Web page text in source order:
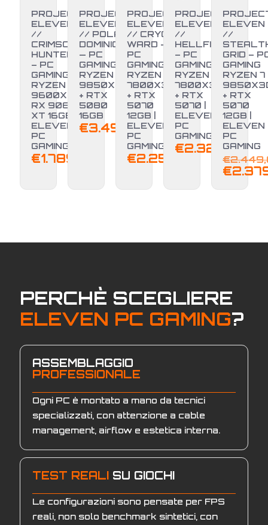
PROJECT
ELEVEN
//
CRIMSON
HUNTER
– PC
GAMING
RYZEN 5
9600X +
RX 9060
XT 16GB |
ELEVEN
PC
GAMING
€1.789,00
PROJECT
ELEVEN
// POLAR
DOMINION
— PC
GAMING
RYZEN 7
9850X3D
+ RTX
5080
16GB
€3.499,00
PROJECT
ELEVEN
// CRYO
WARD –
PC
GAMING
RYZEN 7
7800X3D
+ RTX
5070
12GB |
ELEVEN
PC
GAMING
€2.250,00
PROJECT
ELEVEN
//
HELLFIRE
– PC
GAMING
RYZEN 7
7800X3D
+ RTX
5070 |
ELEVEN
PC
GAMING
€2.329,00
-3%
ELEVEN
//
GRID –
GAMING
RYZEN 7
+ RTX
5070
12GB |
ELEVEN
PC
GAMING
€
€
PERCHÈ SCEGLIERE
ELEVEN PC GAMING?
ASSEMBLAGGIO
PROFESSIONALE
Ogni PC è montato a mano da tecnici
specializzati, con attenzione a cable
management, airflow e estetica interna.
TEST REALI SU GIOCHI
Le configurazioni sono pensate per FPS
reali, non solo benchmark sintetici, con